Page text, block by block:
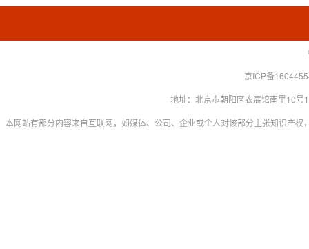
京ICP备
地址：北京市朝阳区农展馆南里10
本网站有部分内容来自互联网，如媒体、公司、企业或个人对该部分主张知识产